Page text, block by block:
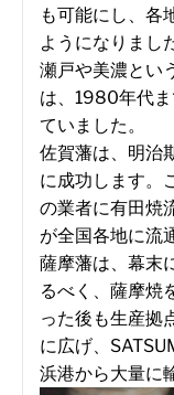
も可能にし、各
ようになりまし
瀬戸や美濃とい
は、1980年代
ていました。
佐賀藩は、明治
に成功します。
の業者に有田焼
が全国各地に流
薩摩藩は、幕末
るべく、薩摩焼
った後も生産拠
に広げ、
浜港から大量に